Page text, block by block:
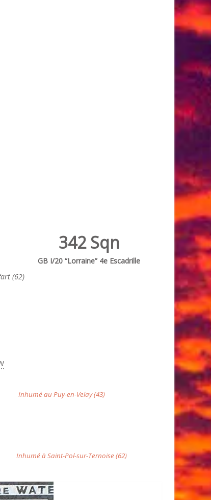
342 Sqn
GB I/20 “Lorraine” 4e Escadrille
(62)
Inhumé au Puy-en-Velay (43)
Inhumé à Saint-Pol-sur-Ternoise (62)